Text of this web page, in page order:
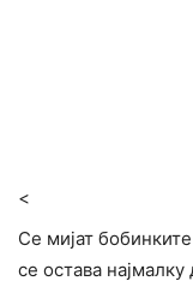
<
Се мијат
се остава